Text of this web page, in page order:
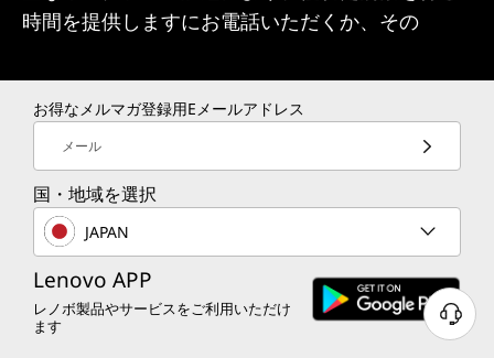
時間を提供しますにお電話いただくか、その
お得なメルマガ登録用Eメールアドレス
メール
国・地域を選択
JAPAN
Lenovo APP
レノボ製品やサービスをご利用いただけ
ます